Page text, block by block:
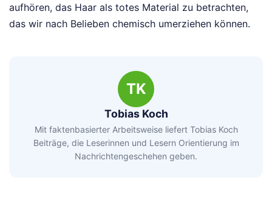
aufhören, das Haar als totes Material zu betrachten,
das wir nach Belieben chemisch umerziehen können.
TK
Tobias Koch
Mit faktenbasierter Arbeitsweise liefert Tobias Koch
Beiträge, die Leserinnen und Lesern Orientierung im
Nachrichtengeschehen geben.